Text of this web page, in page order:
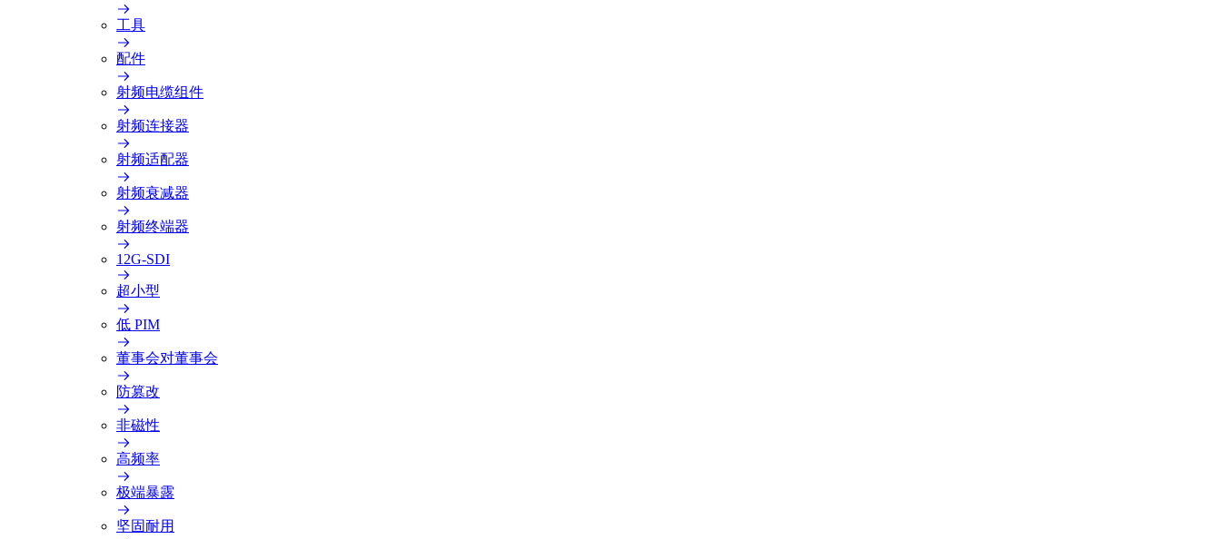
工具
配件
射频电缆组件
射频连接器
射频适配器
射频衰减器
射频终端器
12G-SDI
超小型
低 PIM
董事会对董事会
防篡改
非磁性
高频率
极端暴露
坚固耐用